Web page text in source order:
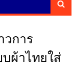
วการ
ผ้าไทยใส่